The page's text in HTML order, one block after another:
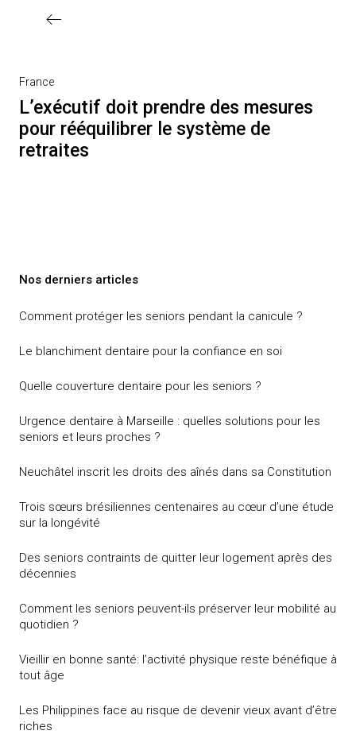
Next
Post
France
L’exécutif doit prendre des mesures
pour rééquilibrer le système de
retraites
Nos derniers articles
Comment protéger les seniors pendant la canicule ?
Le blanchiment dentaire pour la confiance en soi
Quelle couverture dentaire pour les seniors ?
Urgence dentaire à Marseille : quelles solutions pour les
seniors et leurs proches ?
Neuchâtel inscrit les droits des aînés dans sa Constitution
Trois sœurs brésiliennes centenaires au cœur d’une étude
sur la longévité
Des seniors contraints de quitter leur logement après des
décennies
Comment les seniors peuvent-ils préserver leur mobilité au
quotidien ?
Vieillir en bonne santé: l’activité physique reste bénéfique à
tout âge
Les Philippines face au risque de devenir vieux avant d’être
riches